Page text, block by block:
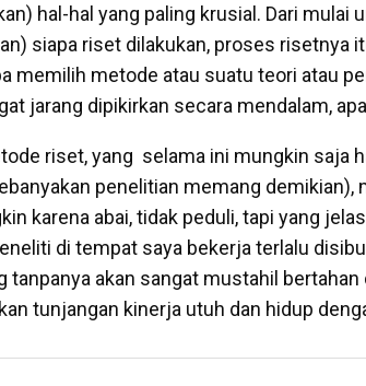
hal-hal yang paling krusial. Dari mulai
siapa riset dilakukan, proses risetnya
memilih metode atau suatu teori atau
jarang dipikirkan secara mendalam,
riset, yang selama ini mungkin saja
penelitian memang demikian),
karena abai, tidak peduli, tapi yang
di tempat saya bekerja terlalu
tanpanya akan sangat mustahil
tunjangan kinerja utuh dan hidup